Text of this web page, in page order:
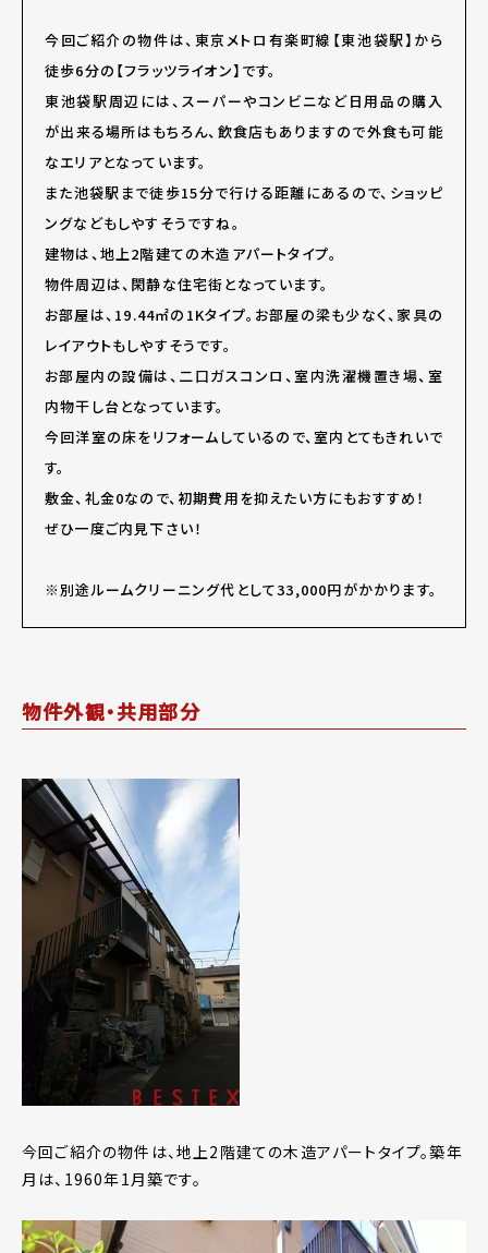
今回ご紹介の物件は、東京メトロ有楽町線【東池袋駅】から
徒歩6分の【フラッツライオン】です。
東池袋駅周辺には、スーパーやコンビニなど日用品の購入
が出来る場所はもちろん、飲食店もありますので外食も可能
なエリアとなっています。
また池袋駅まで徒歩15分で行ける距離にあるので、ショッピ
ングなどもしやすそうですね。
建物は、地上2階建ての木造アパートタイプ。
物件周辺は、閑静な住宅街となっています。
お部屋は、19.44㎡の1Kタイプ。お部屋の梁も少なく、家具の
レイアウトもしやすそうです。
お部屋内の設備は、二口ガスコンロ、室内洗濯機置き場、室
内物干し台となっています。
今回洋室の床をリフォームしているので、室内とてもきれいで
す。
敷金、礼金0なので、初期費用を抑えたい方にもおすすめ！
ぜひ一度ご内見下さい！
※別途ルームクリーニング代として33,000円がかかります。
物件外観・共用部分
今回ご紹介の物件は、地上2階建ての木造アパートタイプ。築年
月は、1960年1月築です。